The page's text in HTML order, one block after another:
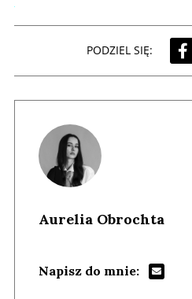
PODZIEL SIĘ:
Aurelia Obrochta
Napisz do mnie: